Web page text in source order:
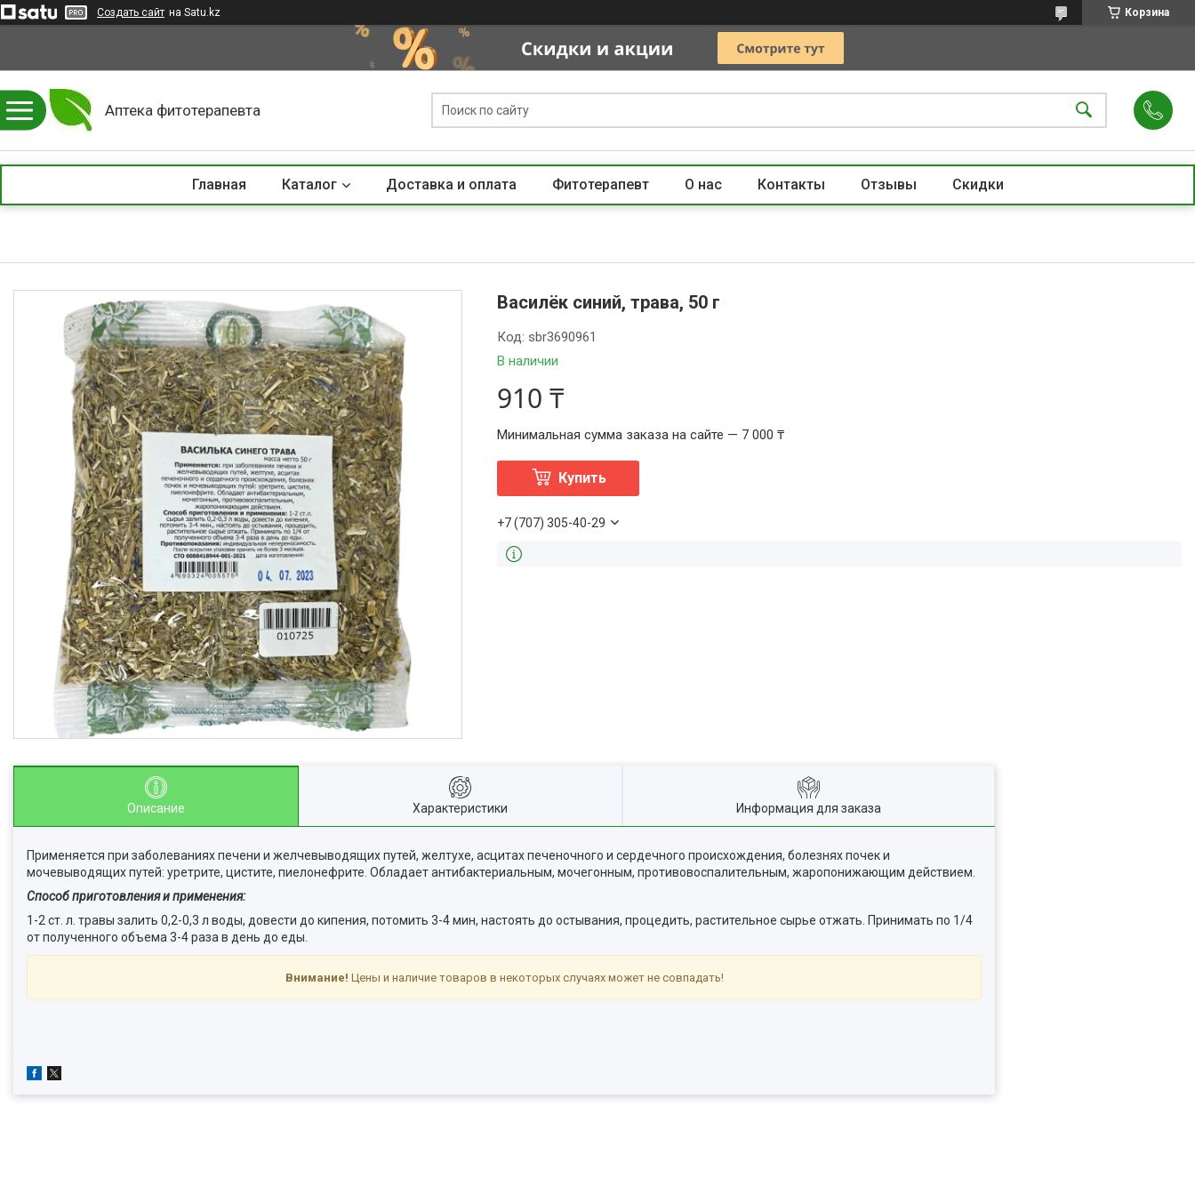
Создать сайт на Satu.kz Корзина
Аптека фитотерапевта
Главная Каталог Доставка и оплата Фитотерапевт О нас Контакты Отзывы Скидки
Василёк синий, трава, 50 г
В наличии
Код: sbr3690961
910 ₸
Минимальная сумма заказа на сайте — 7 000 ₸
Купить
+7 (707) 305-40-29
Описание Характеристики Информация для заказа
Применяется при заболеваниях печени и желчевыводящих путей, желтухе, асцитах печеночного и сердечного происхождения, болезнях почек и
мочевыводящих путей: уретрите, цистите, пиелонефрите. Обладает антибактериальным, мочегонным, противовоспалительным, жаропонижающим действием.
Способ приготовления и применения:
1-2 ст. л. травы залить 0,2-0,3 л воды, довести до кипения, потомить 3-4 мин, настоять до остывания, процедить, растительное сырье отжать. Принимать по 1/4
от полученного объема 3-4 раза в день до еды.
Внимание! Цены и наличие товаров в некоторых случаях может не совпадать!